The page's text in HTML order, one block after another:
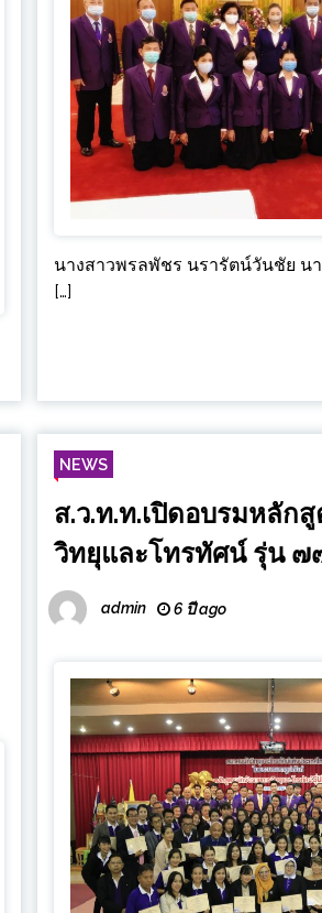
นางสาวพรลพัชร นรารัตน์วันชัย น
[…]
NEWS
ส.ว.ท.ท.เปิดอบรมหลัก
วิทยุและโทรทัศน์ รุ่น
admin 6 ปี ago